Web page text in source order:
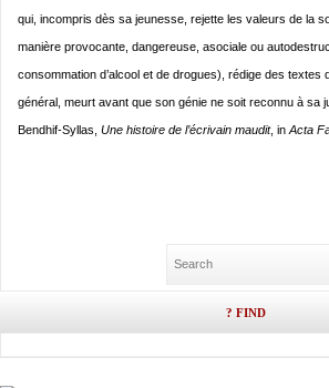
qui, incompris dès sa jeunesse, rejette les valeurs de la
manière provocante, dangereuse, asociale ou
consommation d’alcool et de drogues), rédige des textes
général, meurt avant que son génie ne soit reconnu à sa
Bendhif-Syllas, Une histoire de l’écrivain maudit, in Acta